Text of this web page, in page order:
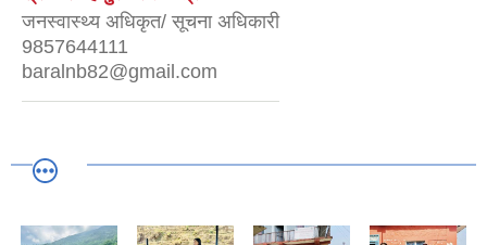
जनस्वास्थ्य अधिकृत/ सूचना अधिकारी
9857644111
baralnb82@gmail.com